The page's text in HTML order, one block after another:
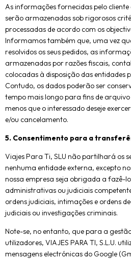
As informações fornecidas pelo cliente
serão armazenadas sob rigorosos
processadas de acordo com os
Informamos também que, uma vez
resolvidos os seus pedidos, as
armazenadas por razões fiscais,
colocadas à disposição das entidades
Contudo, os dados poderão ser
tempo mais longo para fins de
menos que o interessado deseje
e/ou cancelamento.
5. Consentimento para a
Viajes Para Ti, SLU não partilhará os
nenhuma entidade externa, excepto
nossa empresa seja obrigada a fazê-
administrativas ou judiciais
ordens judiciais, intimações e ordens
judiciais ou investigações criminais.
Note-se, no entanto, que para a
utilizadores, VIAJES PARA TI, S.L.U.
mensagens electrónicas do Google